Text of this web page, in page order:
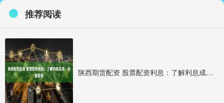
推荐阅读
陕西期货配资 股票配资利息：了解利息成本，明智投资